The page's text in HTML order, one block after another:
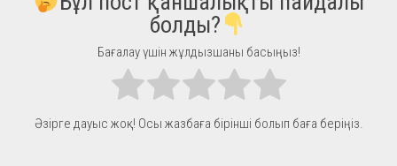
болды?
Бағалау үшін жұлдызшаны басыңыз!
Әзірге дауыс жоқ! Осы жазбаға бірінші болып баға беріңіз.